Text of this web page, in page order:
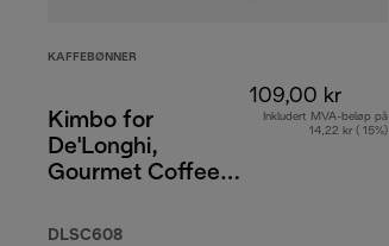
KAFFEBØNNER
Kimbo for
De'Longhi,
Gourmet Coffee
Arabica 20 %
DLSC608
109,00 kr
Inkludert MVA-beløp på
14,22 kr ( 15%)